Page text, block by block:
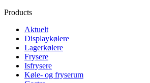
Products
Aktuelt
Displaykølere
Lagerkølere
Frysere
Isfrysere
Køle- og fryserum